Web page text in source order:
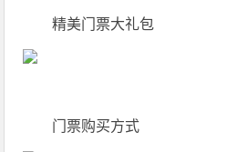
精美门票大礼包
门票购买方式